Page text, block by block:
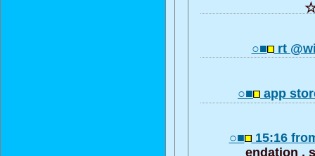
○■ rt
○■ app
○■ 15:16
endation ,